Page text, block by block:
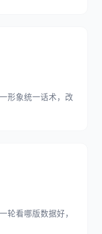
形象统一话术，改
轮看哪版数据好，